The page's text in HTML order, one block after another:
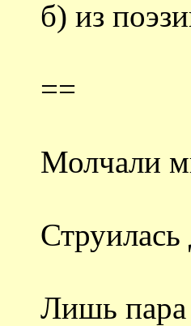
б) из
==
Молчали
Лишь пара